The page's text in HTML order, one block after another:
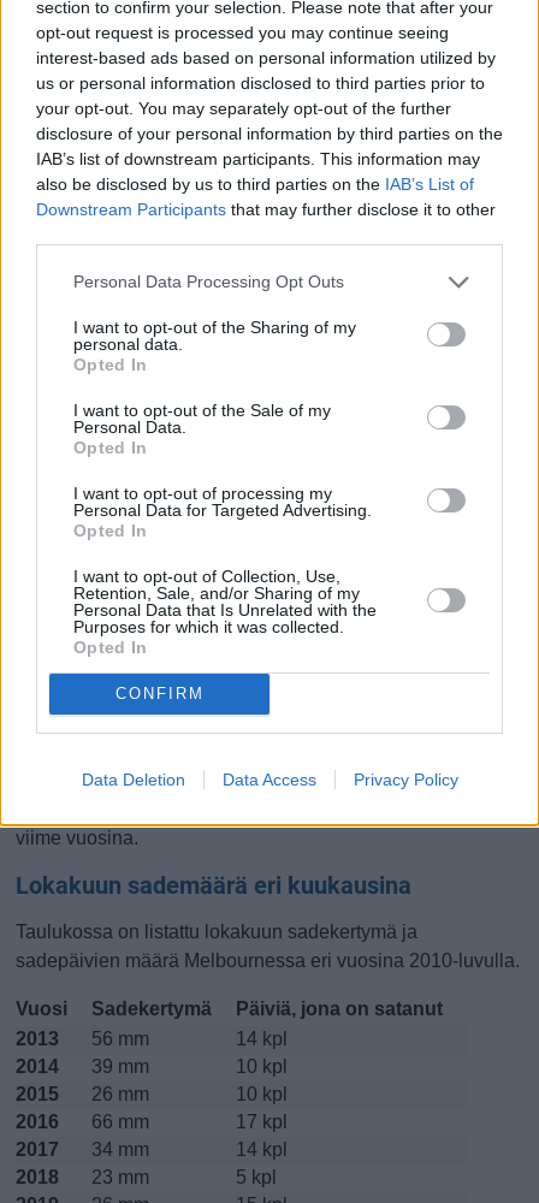
section to confirm your selection. Please note that after your
opt-out request is processed you may continue seeing
interest-based ads based on personal information utilized by
us or personal information disclosed to third parties prior to
your opt-out. You may separately opt-out of the further
disclosure of your personal information by third parties on the
IAB’s list of downstream participants. This information may
also be disclosed by us to third parties on the IAB’s List of
Downstream Participants that may further disclose it to other
Personal Data Processing Opt Outs
I want to opt-out of the Sharing of my
personal data.
Opted In
I want to opt-out of the Sale of my
Personal Data.
Opted In
I want to opt-out of processing my
Personal Data for Targeted Advertising.
Opted In
I want to opt-out of Collection, Use,
Retention, Sale, and/or Sharing of my
Personal Data that Is Unrelated with the
Purposes for which it was collected.
Opted In
CONFIRM
Data Deletion Data Access Privacy Policy
Sadepäivien määärä lokakuussa
aikaisempina vuosina
10 kpl 10 kpl
17 kpl
2014
Entä muut kuukaudet? Miten paljon
Melbournessa on satanut...
Huhtikuussa Toukokuussa Kesäkuussa
Heinäkuussa
Lokakuussa Marraskuussa
Kiinnostavatko lämpötilat?
viime vuosina.
Lokakuun sademäärä eri kuukausina
Taulukossa on listattu lokakuun sadekertymä ja
sadepäivien määrä Melbournessa eri vuosina 2010-luvulla.
Vuosi Sadekertymä
Päiviä, jona on satanut
2013
56 mm
14 kpl
2014
39 mm
10 kpl
2015
26 mm
10 kpl
2016
66 mm
17 kpl
2017
34 mm
14 kpl
2018
23 mm
5 kpl